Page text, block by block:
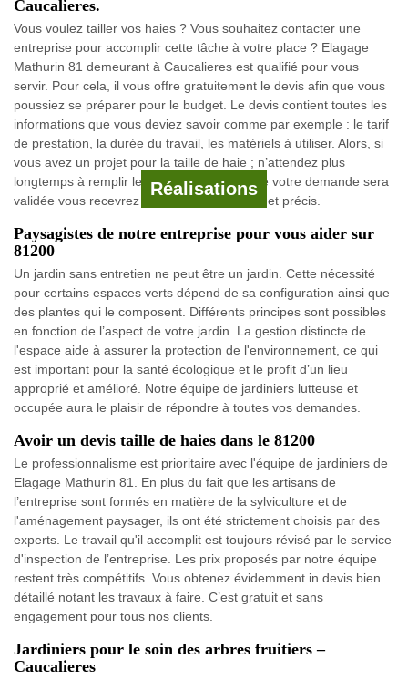
Réalisations
Caucalieres.
Vous voulez tailler vos haies ? Vous souhaitez contacter une
entreprise pour accomplir cette tâche à votre place ? Elagage
Mathurin 81 demeurant à Caucalieres est qualifié pour vous
servir. Pour cela, il vous offre gratuitement le devis afin que vous
poussiez se préparer pour le budget. Le devis contient toutes les
informations que vous deviez savoir comme par exemple : le tarif
de prestation, la durée du travail, les matériels à utiliser. Alors, si
vous avez un projet pour la taille de haie ; n’attendez plus
longtemps à remplir le formulaire et dès que votre demande sera
validée vous recevrez un devis bien détaillé et précis.
Paysagistes de notre entreprise pour vous aider sur
81200
Un jardin sans entretien ne peut être un jardin. Cette nécessité
pour certains espaces verts dépend de sa configuration ainsi que
des plantes qui le composent. Différents principes sont possibles
en fonction de l’aspect de votre jardin. La gestion distincte de
l'espace aide à assurer la protection de l'environnement, ce qui
est important pour la santé écologique et le profit d’un lieu
approprié et amélioré. Notre équipe de jardiniers lutteuse et
occupée aura le plaisir de répondre à toutes vos demandes.
Avoir un devis taille de haies dans le 81200
Le professionnalisme est prioritaire avec l'équipe de jardiniers de
Elagage Mathurin 81. En plus du fait que les artisans de
l’entreprise sont formés en matière de la sylviculture et de
l'aménagement paysager, ils ont été strictement choisis par des
experts. Le travail qu'il accomplit est toujours révisé par le service
d'inspection de l’entreprise. Les prix proposés par notre équipe
restent très compétitifs. Vous obtenez évidemment in devis bien
détaillé notant les travaux à faire. C’est gratuit et sans
engagement pour tous nos clients.
Jardiniers pour le soin des arbres fruitiers –
Caucalieres